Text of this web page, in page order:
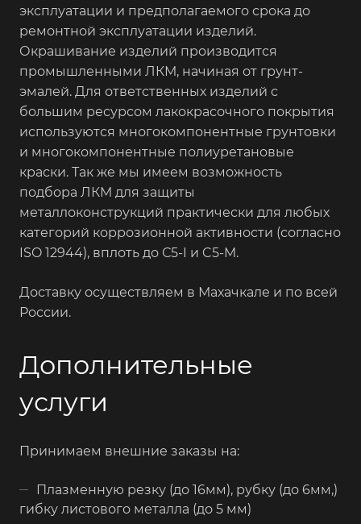
эксплуатации и предполагаемого срока до
ремонтной эксплуатации изделий.
Окрашивание изделий производится
промышленными ЛКМ, начиная от грунт-
эмалей. Для ответственных изделий с
большим ресурсом лакокрасочного покрытия
используются многокомпонентные грунтовки
и многокомпонентные полиуретановые
краски. Так же мы имеем возможность
подбора ЛКМ для защиты
металлоконструкций практически для любых
категорий коррозионной активности (согласно
ISO 12944), вплоть до С5-I и C5-M.
Доставку осуществляем в Махачкале и по всей
России.
Дополнительные
услуги
Принимаем внешние заказы на:
Плазменную резку (до 16мм), рубку (до 6мм,)
гибку листового металла (до 5 мм)